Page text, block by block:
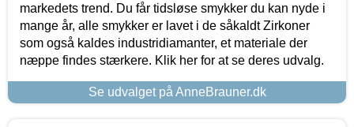
markedets trend. Du får tidsløse smykker du kan nyde i
mange år, alle smykker er lavet i de såkaldt Zirkoner
som også kaldes industridiamanter, et materiale der
næppe findes stærkere. Klik her for at se deres udvalg.
Se udvalget på AnneBrauner.dk